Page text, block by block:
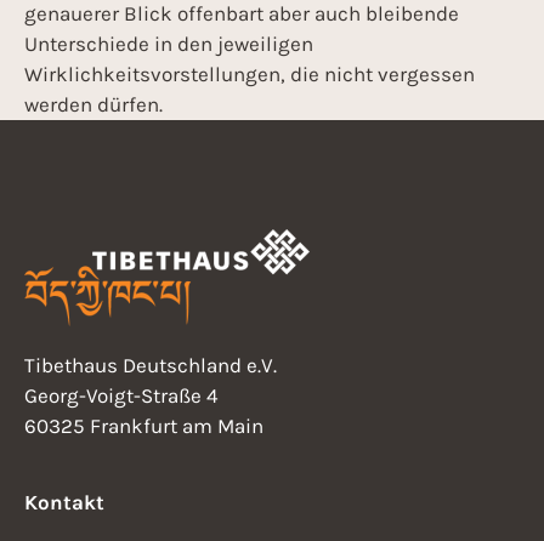
genauerer Blick offenbart aber auch bleibende
Unterschiede in den jeweiligen
Wirklichkeitsvorstellungen, die nicht vergessen
werden dürfen.
Tibethaus Deutschland e.V.
Georg-Voigt-Straße 4
60325 Frankfurt am Main
Kontakt